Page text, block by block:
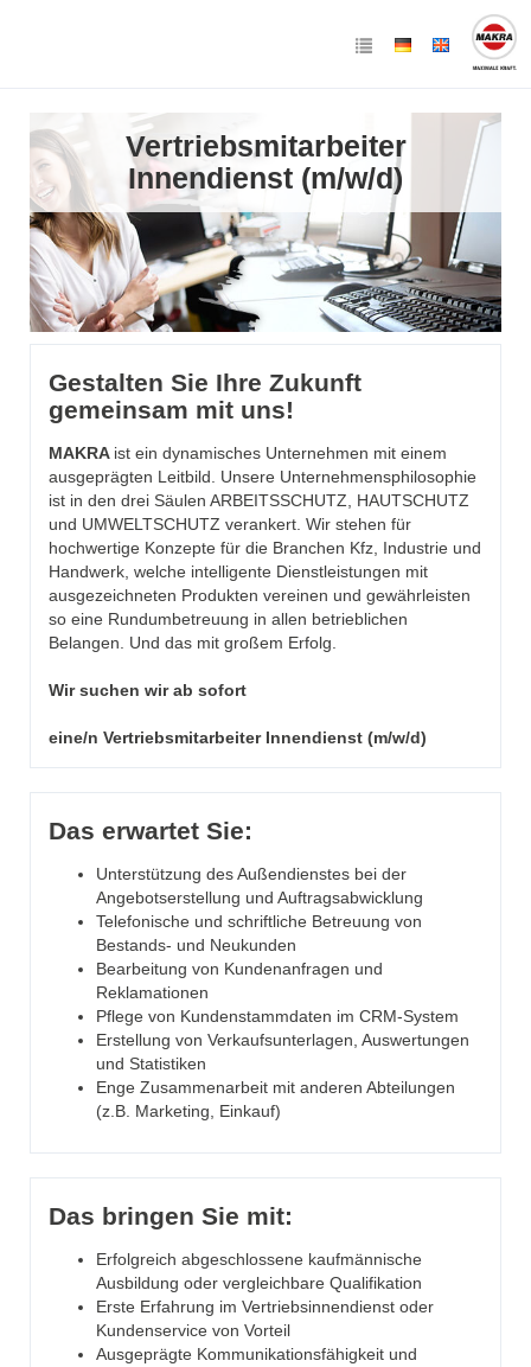
Vertriebsmitarbeiter
Innendienst (m/w/d)
Gestalten Sie Ihre Zukunft
gemeinsam mit uns!
MAKRA ist ein dynamisches Unternehmen mit einem
ausgeprägten Leitbild. Unsere Unternehmensphilosophie
ist in den drei Säulen ARBEITSSCHUTZ, HAUTSCHUTZ
und UMWELTSCHUTZ verankert. Wir stehen für
hochwertige Konzepte für die Branchen Kfz, Industrie und
Handwerk, welche intelligente Dienstleistungen mit
ausgezeichneten Produkten vereinen und gewährleisten
so eine Rundumbetreuung in allen betrieblichen
Belangen. Und das mit großem Erfolg.
Wir suchen wir ab sofort
eine/n Vertriebsmitarbeiter Innendienst (m/w/d)
Das erwartet Sie:
Unterstützung des Außendienstes bei der
Angebotserstellung und Auftragsabwicklung
Telefonische und schriftliche Betreuung von
Bestands- und Neukunden
Bearbeitung von Kundenanfragen und
Reklamationen
Pflege von Kundenstammdaten im CRM-System
Erstellung von Verkaufsunterlagen, Auswertungen
und Statistiken
Enge Zusammenarbeit mit anderen Abteilungen
(z.B. Marketing, Einkauf)
Das bringen Sie mit:
Erfolgreich abgeschlossene kaufmännische
Ausbildung oder vergleichbare Qualifikation
Erste Erfahrung im Vertriebsinnendienst oder
Kundenservice von Vorteil
Ausgeprägte Kommunikationsfähigkeit und